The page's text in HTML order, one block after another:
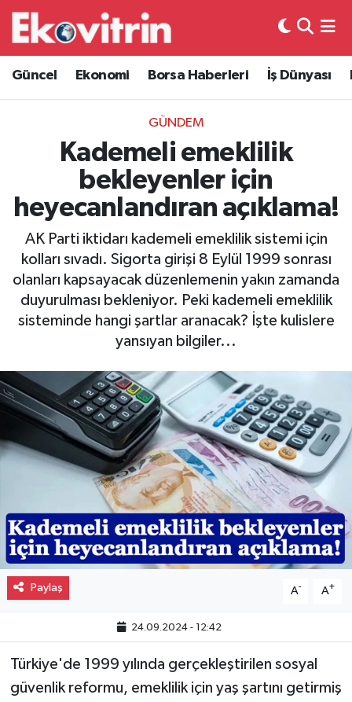
Güncel Ekonomi Borsa Haberleri İş Dünyası
GÜNDEM
Kademeli emeklilik
bekleyenler için
heyecanlandıran açıklama!
AK Parti iktidarı kademeli emeklilik sistemi için
kolları sıvadı. Sigorta girişi 8 Eylül 1999 sonrası
olanları kapsayacak düzenlemenin yakın zamanda
duyurulması bekleniyor. Peki kademeli emeklilik
sisteminde hangi şartlar aranacak? İşte kulislere
yansıyan bilgiler...
Paylaş A- A+
24.09.2024 - 12:42
Türkiye'de 1999 yılında gerçekleştirilen sosyal
güvenlik reformu, emeklilik için yaş şartını getirmiş
Güncel
Ekonomi
Borsa Haberleri
İş Dünyası
Lojistik
Otovitrin
Asayiş
Gayrimenkul
Spor
Eğitim
Hava Durumu
Trafik Durumu
Süper Lig Puan Durumu ve Fikstür
Tüm Manşetler
Son Dakika Haberleri
Haber Arşivi